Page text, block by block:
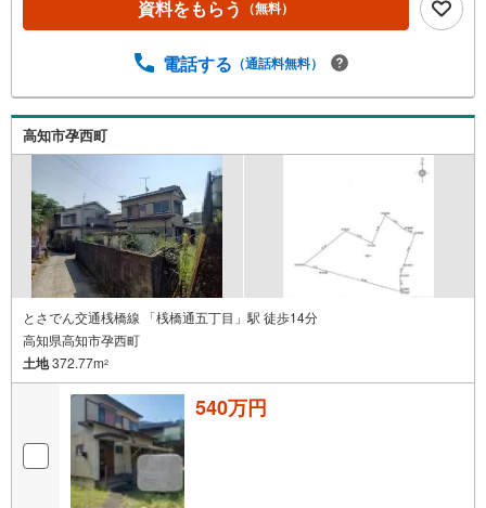
資料をもらう （無料）
電話する （通話料無料）
高知市孕西町
とさでん交通桟橋線 「桟橋通五丁目」駅 徒歩14分
高知県高知市孕西町
土地372.77m2
540万円